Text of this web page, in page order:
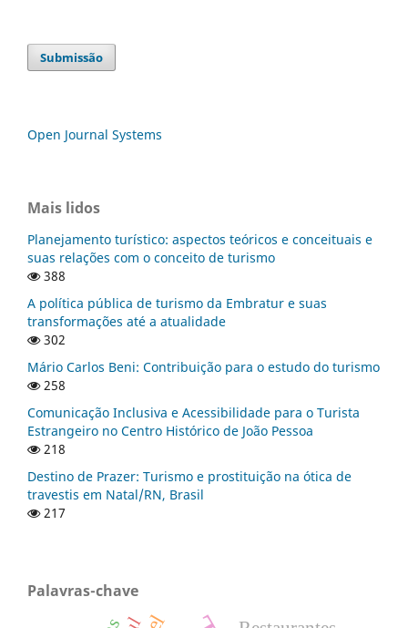
Submissão
Open Journal Systems
Mais lidos
Planejamento turístico: aspectos teóricos e conceituais e
suas relações com o conceito de turismo
388
A política pública de turismo da Embratur e suas
transformações até a atualidade
302
Mário Carlos Beni: Contribuição para o estudo do turismo
258
Comunicação Inclusiva e Acessibilidade para o Turista
Estrangeiro no Centro Histórico de João Pessoa
218
Destino de Prazer: Turismo e prostituição na ótica de
travestis em Natal/RN, Brasil
217
Palavras-chave